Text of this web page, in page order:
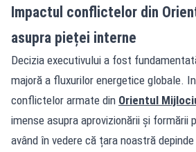
Impactul conflictelor din
asupra pieței interne
Decizia executivului a fost
majoră a fluxurilor energetice globale.
conflictelor armate din Orientul
imense asupra aprovizionării și formării
având în vedere că țara noastră